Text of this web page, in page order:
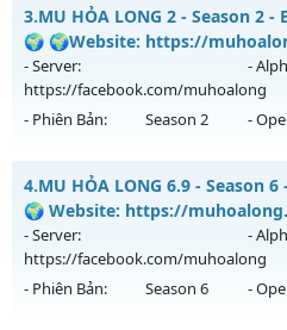
Antihack: ugk
Mu mới ra tháng 08 2026 - Mở
ngày 10/08/2626
Exp: 150x - Drop: 10%
Thể loại: Mu Nguyên bản Webzen
Antihack: IGMU.DEV
3.MU HỎA LONG 2 - Season 2 -
🌍 🌍Website: https://
- Server:
https://facebook.com/muhoalong
-
- Phiên Bản: Season 2 -
MU HỎA LONG 2 - 🌍
Mu mới ra tháng 07 2026 - Mở
https://facebook.com/
27/07/2626
Exp: 99999x - Drop: 99%
4.MU HỎA LONG 6.9 - Season
🌍 Website: https://
- Server:
https://facebook.com/muhoalong
-
- Phiên Bản: Season 6 -